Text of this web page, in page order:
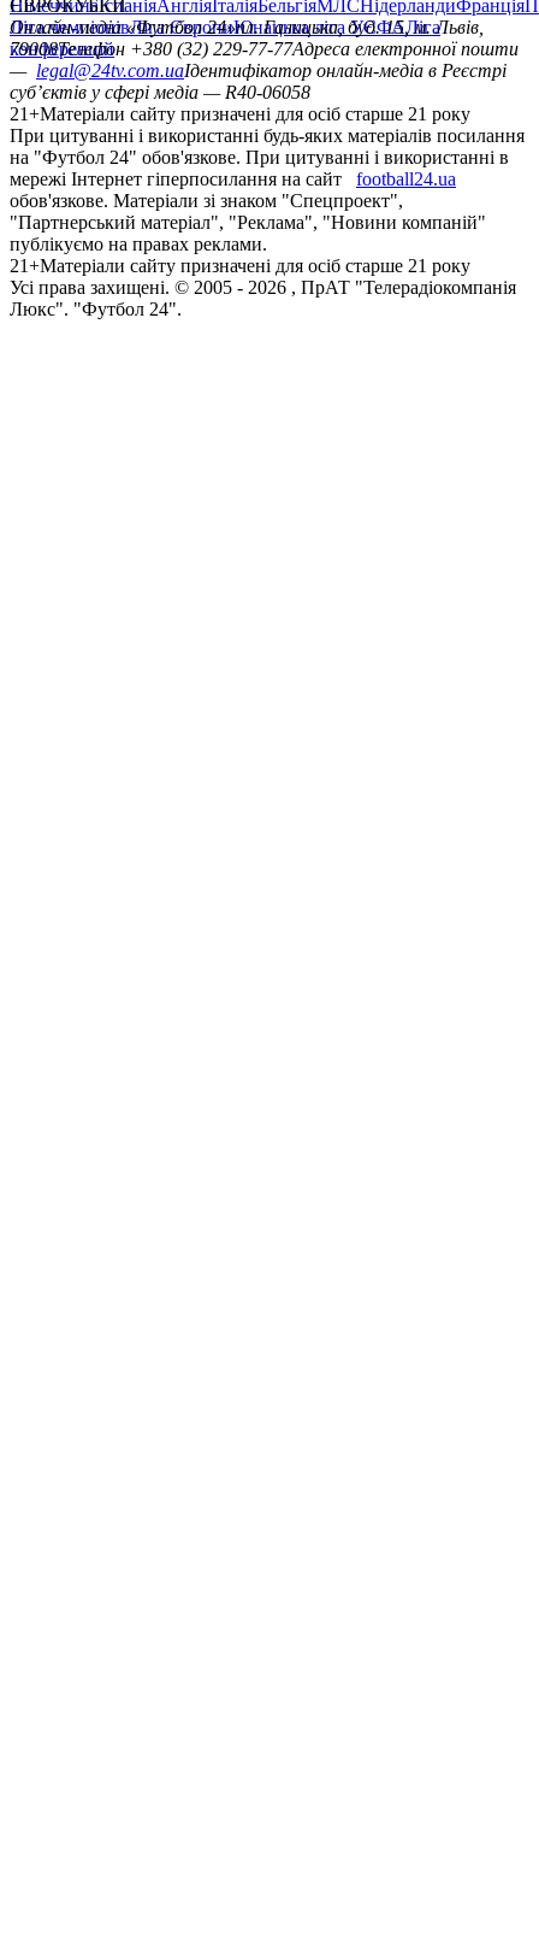
НімеччинаІспаніяАнгліяІталіяБельгіяМЛСНідерландиФранція
ЄВРОКУБКИ
Ліга чемпіонівЛіга ЄвропиЮнацька ліга УЄФАЛіга
конференцій
Онлайн-медіа «Футбол 24»пл. Галицька, буд. 15, м. Львів,
79008Телефон +380 (32) 229-77-77Адреса електронної пошти
— legal@24tv.com.uaІдентифікатор онлайн-медіа в Реєстрі
суб’єктів у сфері медіа — R40-06058
21+Матеріали сайту призначені для осіб старше 21 року
При цитуванні і використанні будь-яких матеріалів посилання
на "Футбол 24" обов'язкове. При цитуванні і використанні в
мережі Інтернет гіперпосилання на сайт
football24.ua
обов'язкове. Матеріали зі знаком "Спецпроект",
"Партнерський матеріал", "Реклама", "Новини компаній"
публікуємо на правах реклами.
21+Матеріали сайту призначені для осіб старше 21 року
Усi права захищенi. © 2005 - 2026 , ПрАТ "Телерадіокомпанія
Люкс". "Футбол 24".